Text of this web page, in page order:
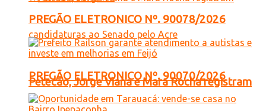
Petecão, Jorge Viana e Mara Rocha registram
PREGÃO ELETRONICO Nº. 90078/2026
PREGÃO ELETRONICO Nº. 90070/2026